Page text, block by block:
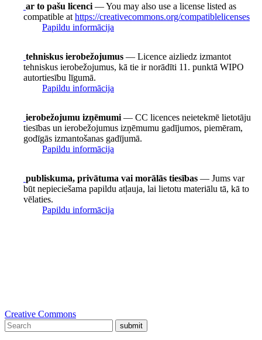
ar to pašu licenci — You may also use a license listed as
compatible at https://creativecommons.org/compatiblelicenses
Papildu informācija
tehniskus ierobežojumus — Licence aizliedz izmantot
tehniskus ierobežojumus, kā tie ir norādīti 11. punktā WIPO
autortiesību līgumā.
Papildu informācija
ierobežojumu izņēmumi — CC licences neietekmē lietotāju
tiesības un ierobežojumus izņēmumu gadījumos, piemēram,
godīgās izmantošanas gadījumā.
Papildu informācija
publiskuma, privātuma vai morālās tiesības — Jums var
būt nepieciešama papildu atļauja, lai lietotu materiālu tā, kā to
vēlaties.
Papildu informācija
Creative Commons
submit